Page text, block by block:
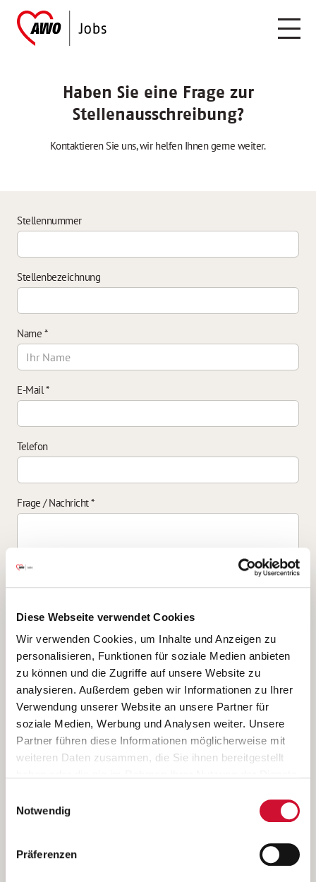
Diese Webseite verwendet Cookies
Wir verwenden Cookies, um Inhalte und Anzeigen zu
personalisieren, Funktionen für soziale Medien anbieten
zu können und die Zugriffe auf unsere Website zu
analysieren. Außerdem geben wir Informationen zu Ihrer
Verwendung unserer Website an unsere Partner für
soziale Medien, Werbung und Analysen weiter. Unsere
Partner führen diese Informationen möglicherweise mit
weiteren Daten zusammen, die Sie ihnen bereitgestellt
Wenn Sie auf „Cookies zulassen“ klicken, so stimmen
Sie der Speicherung sämtlicher Cookies zu. Sie können
Ihre Einwilligung selbstverständlich jederzeit widerrufen,
indem Sie die Cookie-Einstellungen aufrufen und diese
Notwendig
Präferenzen
Haben Sie eine Frage zur
Stellenausschreibung?
Kontaktieren Sie uns, wir helfen Ihnen gerne weiter.
Stellennummer
Stellenbezeichnung
Name *
E-Mail*
Telefon
Frage / Nachricht*
Ich bin damit einverstanden, dass meine personenbezogenen Daten
ausschließlich zum Zweck der Durchführung der Kontaktanfrage
verarbeitet, auf IT- Systemen der Garitz Bewirtschaftungsbetriebe
GmbH, Heinrich-von-Kleist-Straße 2, 97688 Bad Kissingen
(Betreiber) gespeichert und an die für das Stellenangebot
verantwortliche Stelle zur Kontaktaufnahme weitergegeben
werden.
Diese Einwilligungserklärung kann ich jederzeit gegenüber dem
Weitere Details können Sie der
entnehmen.